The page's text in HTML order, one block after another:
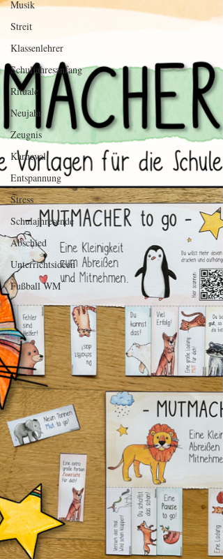
Musik
Streit
Klassenlehrer
Schuljahresanfang
Rituale
Neujahr
Zeugnis
Karneval
Entspannung
Stress
Schulajhresende
Abschied
Unterrichtsideen
Fußball WM